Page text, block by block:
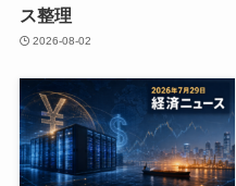
ス整理
2026-08-02